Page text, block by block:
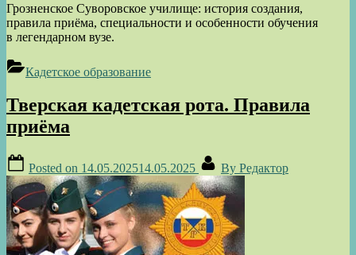
Грозненское Суворовское училище: история создания,
правила приёма, специальности и особенности обучения
в легендарном вузе.
Кадетское образование
Тверская кадетская рота. Правила
приёма
Posted on 14.05.202514.05.2025 By Редактор